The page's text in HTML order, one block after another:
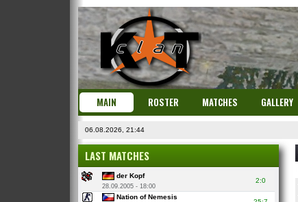
MAIN ROSTER MATCHES GALLERY
06.08.2026, 21:44
LAST MATCHES
der Kopf
28.09.2005 - 18:00
2:0
Nation of Nemesis